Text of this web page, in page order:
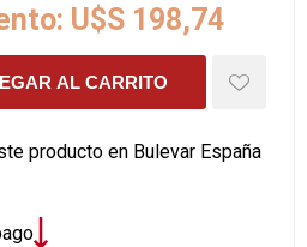
U$S 198,74
AL CARRITO
producto en Bulevar España